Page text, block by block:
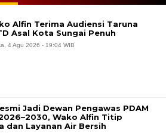
Alfin Terima Audiensi Taruna
Asal Kota Sungai Penuh
4 Agu 2026 - 19:04 WIB
Jadi Dewan Pengawas PDAM
Wako Alfin Titip
dan Layanan Air Bersih